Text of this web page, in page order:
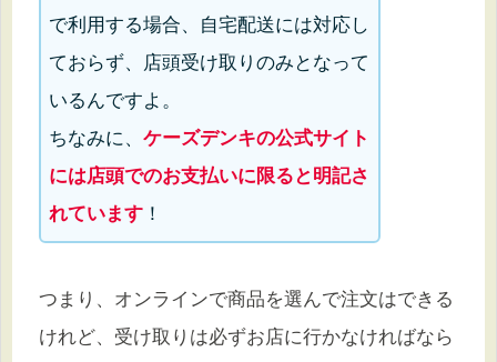
で利用する場合、自宅配送には対応し
ておらず、店頭受け取りのみとなって
いるんですよ。
ちなみに、 ケーズデンキの公式サイト
には店頭でのお支払いに限ると明記さ
れています ！
つまり、オンラインで商品を選んで注文はできる
けれど、受け取りは必ずお店に行かなければなら